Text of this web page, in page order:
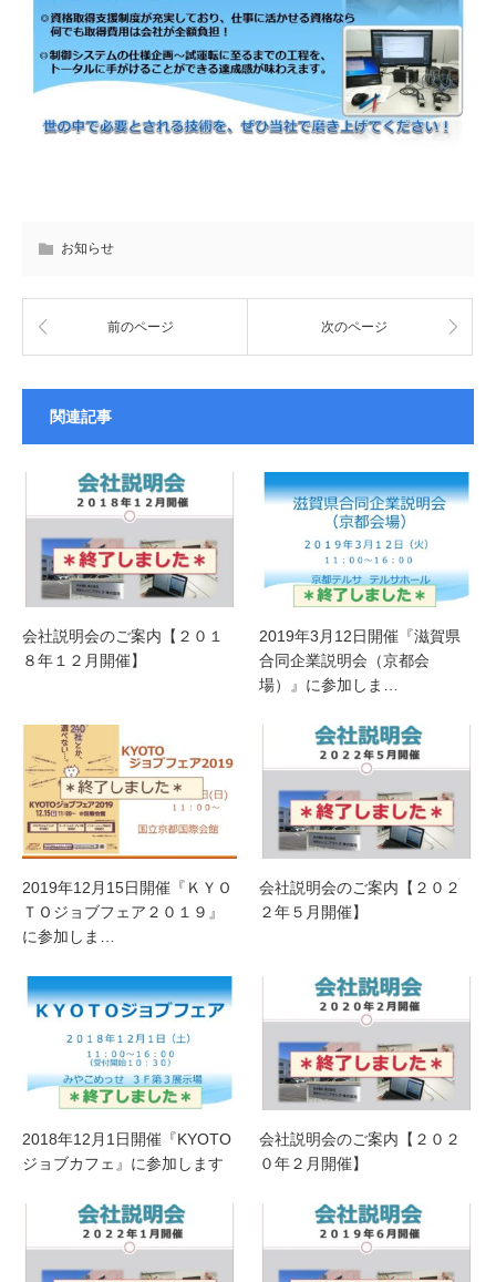
お知らせ
前のページ 次のページ
関連記事
会社説明会のご案内【２０１
８年１２月開催】
2019年3月12日開催『滋賀県
合同企業説明会（京都会
場）』に参加しま…
2019年12月15日開催『ＫＹＯ
ＴＯジョブフェア２０１９』
に参加しま…
会社説明会のご案内【２０２
２年５月開催】
2018年12月1日開催『KYOTO
ジョブカフェ』に参加します
会社説明会のご案内【２０２
０年２月開催】